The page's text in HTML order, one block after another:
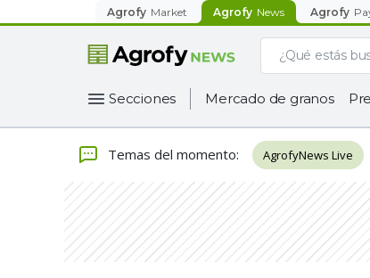
Agrofy Market Agrofy News Agrofy
Secciones Mercado de granos
Temas del momento: AgrofyNews Live